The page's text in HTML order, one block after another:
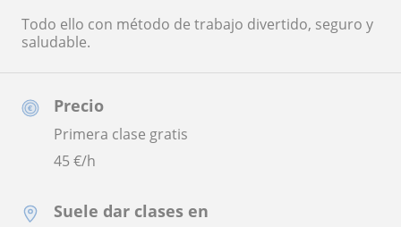
Precio
Primera clase gratis
45€/h
Suele dar clases en
Todo ello con método de trabajo divertido, seguro y
saludable.